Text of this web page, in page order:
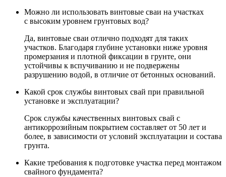
Можно ли использовать винтовые сваи на участках
с высоким уровнем грунтовых вод?
Да, винтовые сваи отлично подходят для таких
участков. Благодаря глубине установки ниже уровня
промерзания и плотной фиксации в грунте, они
устойчивы к вспучиванию и не подвержены
разрушению водой, в отличие от бетонных оснований.
Какой срок службы винтовых свай при правильной
установке и эксплуатации?
Срок службы качественных винтовых свай с
антикоррозийным покрытием составляет от 50 лет и
более, в зависимости от условий эксплуатации и состава
грунта.
Какие требования к подготовке участка перед монтажом
свайного фундамента?